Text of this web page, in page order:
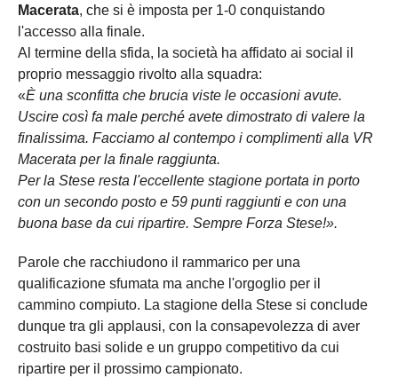
Macerata, che si è imposta per 1-0 conquistando
l'accesso alla finale.
Al termine della sfida, la società ha affidato ai social il
proprio messaggio rivolto alla squadra:
«È una sconfitta che brucia viste le occasioni avute.
Uscire così fa male perché avete dimostrato di valere la
finalissima. Facciamo al contempo i complimenti alla VR
Macerata per la finale raggiunta.
Per la Stese resta l'eccellente stagione portata in porto
con un secondo posto e 59 punti raggiunti e con una
buona base da cui ripartire. Sempre Forza Stese!».
Parole che racchiudono il rammarico per una
qualificazione sfumata ma anche l'orgoglio per il
cammino compiuto. La stagione della Stese si conclude
dunque tra gli applausi, con la consapevolezza di aver
costruito basi solide e un gruppo competitivo da cui
ripartire per il prossimo campionato.